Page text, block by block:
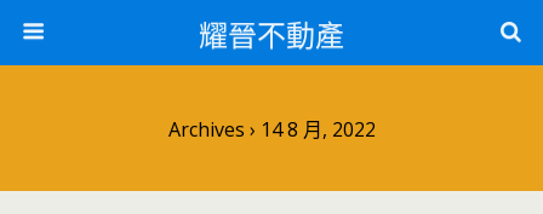
耀晉不動產
Archives › 14 8 月, 2022